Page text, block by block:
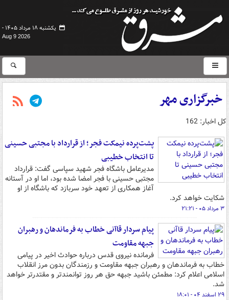
یکشنبه ۱۸ مرداد ۱۴۰۵ -
Aug 9 2026
خبرگزاری مهر
کل اخبار: 162
پشت‌پرده نیمکت فجر؛ از قرارداد با مجتبی حسینی
تا انتخاب خطیبی
مدیرعامل باشگاه فجر شهید سپاسی گفت: قرارداد
مجتبی حسینی با فجر امضا شده بود، اما او در آستانه
آغاز همکاری از تعهد خود سربازد که باشگاه از او
شکایت خواهد کرد.
۳ مرداد ۰۵ - ۲۱:۲۱
پیام سردار قاآنی خطاب به فرماندهان و رهبران
جبهه مقاومت
فرمانده نیروی قدس درباره حوادث اخیر در پیامی
خطاب به فرماندهان و رهبران جبهه مقاومت و رزمندگان بدون مرز انقلاب
اسلامی اعلام کرد: مطمئن باشید جبهه حق هر روز توانمندتر و مقتدرتر خواهد
شد.
۲۹ اسفند ۰۴ - ۱۸:۰۱